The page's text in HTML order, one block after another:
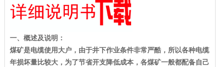
一、概述及说明：
煤矿是电缆使用大户，由于井下作业条件非常严酷，所以各种电缆
年损坏量比较大，为了节省开支降低成本，各煤矿一般都配备自己